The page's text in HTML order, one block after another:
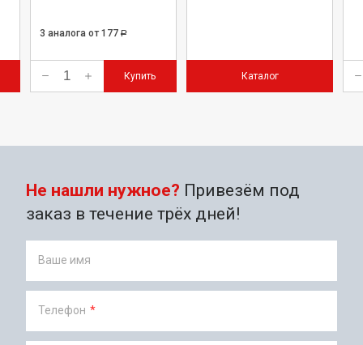
3 аналога от 177 Р
Купить Каталог
Не нашли нужное? Привезём под
заказ в течение трёх дней!
Ваше имя
Телефон *